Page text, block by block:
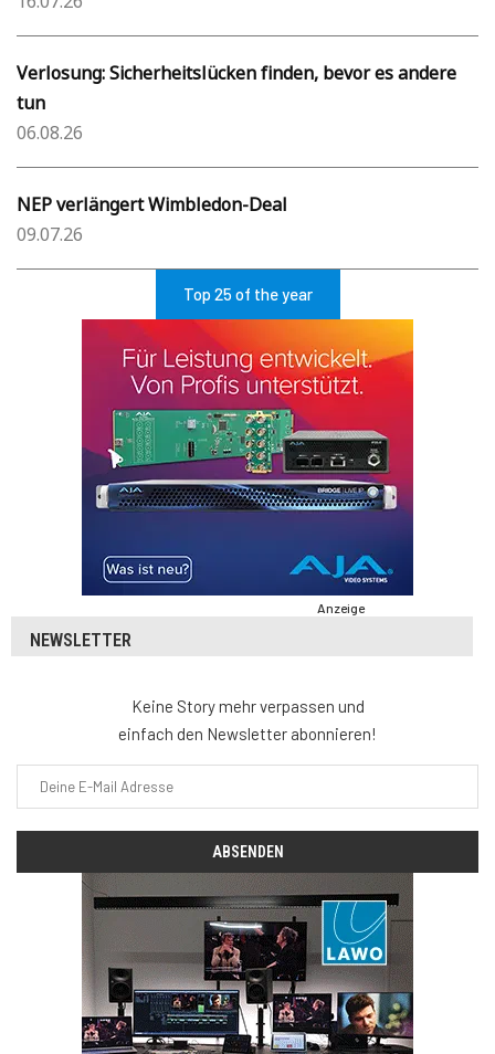
Verlosung: Sicherheitslücken finden, bevor es andere
tun
06.08.26
NEP verlängert Wimbledon-Deal
09.07.26
Top 25 of the year
Anzeige
NEWSLETTER
Keine Story mehr verpassen und
einfach den Newsletter abonnieren!